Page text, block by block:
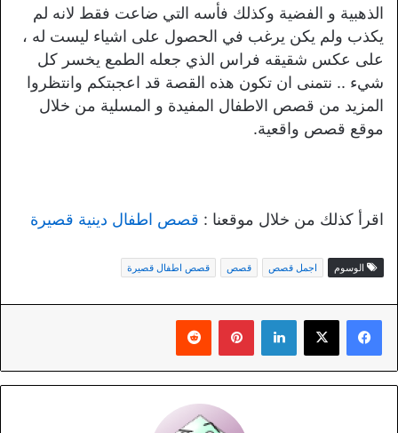
الذهبية و الفضية وكذلك فأسه التي ضاعت فقط لانه لم
يكذب ولم يكن يرغب في الحصول على اشياء ليست له ،
على عكس شقيقه فراس الذي جعله الطمع يخسر كل
شيء .. نتمنى ان تكون هذه القصة قد اعجبتكم وانتظروا
المزيد من قصص الاطفال المفيدة و المسلية من خلال
موقع قصص واقعية.
اقرأ كذلك من خلال موقعنا : قصص اطفال دينية قصيرة
الوسوم اجمل قصص قصص قصص اطفال قصيرة
لينكدإن بينتيريست